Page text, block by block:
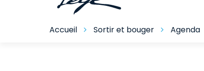
Accueil Sortir et bouger Agenda